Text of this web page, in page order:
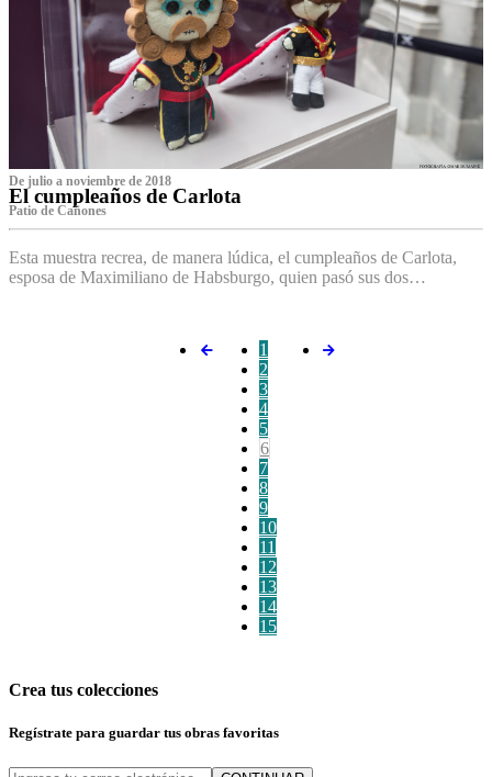
De julio a noviembre de 2018
El cumpleaños de Carlota
Patio de Cañones
Esta muestra recrea, de manera lúdica, el cumpleaños de Carlota,
esposa de Maximiliano de Habsburgo, quien pasó sus dos…
1
2
3
4
5
6
7
8
9
10
11
12
13
14
15
Crea tus colecciones
Regístrate para guardar tus obras favoritas